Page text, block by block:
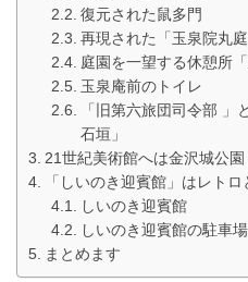
復元された鼠多門
再現された「玉泉院丸
庭園を一望する休憩所「
玉泉庵前のトイレ
「旧第六旅団司令部 」
石垣」
21世紀美術館へは金沢城公
「しいのき迎賓館」はレト
しいのき迎賓館
しいのき迎賓館の駐車場
まとめます